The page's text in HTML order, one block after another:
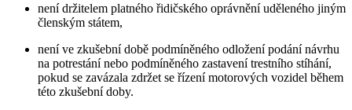
není držitelem platného řidičského oprávnění uděleného jiným
členským státem,
není ve zkušební době podmíněného odložení podání návrhu
na potrestání nebo podmíněného zastavení trestního stíhání,
pokud se zavázala zdržet se řízení motorových vozidel během
této zkušební doby.